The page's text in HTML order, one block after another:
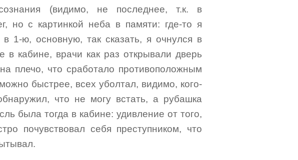
(видимо, не последнее, т.к. в
но с картинкой неба в памяти: где-то я
1-ю, основную, так сказать, я очнулся в
кабине, врачи как раз открывали дверь
плечо, что сработало противоположным
быстрее, всех уболтал, видимо, кого-
что не могу встать, а рубашка
была тогда в кабине: удивление от того,
почувствовал себя преступником, что